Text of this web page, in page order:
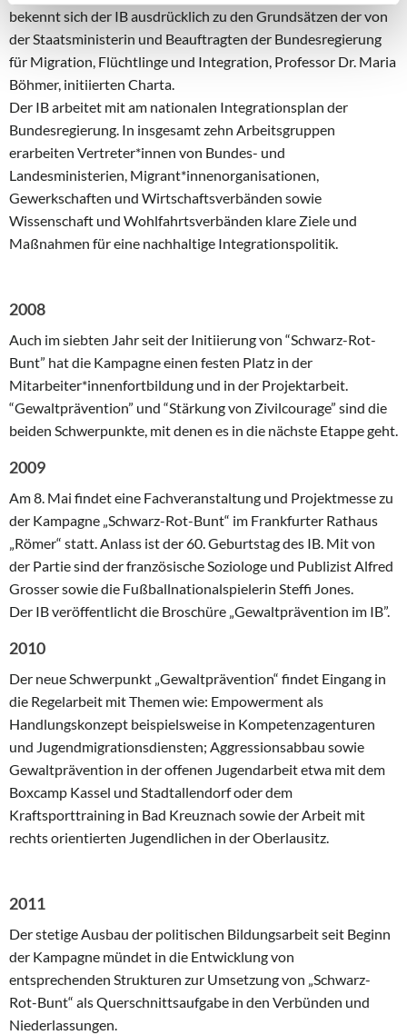
berechtigter Interessen und daher unabhängig von einer
bekennt sich der IB ausdrücklich zu den Grundsätzen der von
der Staatsministerin und Beauftragten der Bundesregierung
für Migration, Flüchtlinge und Integration, Professor Dr. Maria
Böhmer, initiierten Charta.
Der IB arbeitet mit am nationalen Integrationsplan der
Bundesregierung. In insgesamt zehn Arbeitsgruppen
erarbeiten Vertreter*innen von Bundes- und
Landesministerien, Migrant*innenorganisationen,
Gewerkschaften und Wirtschaftsverbänden sowie
Wissenschaft und Wohlfahrtsverbänden klare Ziele und
Maßnahmen für eine nachhaltige Integrationspolitik.
2008
Auch im siebten Jahr seit der Initiierung von “Schwarz-Rot-
Bunt” hat die Kampagne einen festen Platz in der
Mitarbeiter*innenfortbildung und in der Projektarbeit.
“Gewaltprävention” und “Stärkung von Zivilcourage” sind die
beiden Schwerpunkte, mit denen es in die nächste Etappe geht.
2009
Am 8. Mai findet eine Fachveranstaltung und Projektmesse zu
der Kampagne „Schwarz-Rot-Bunt“ im Frankfurter Rathaus
„Römer“ statt. Anlass ist der 60. Geburtstag des IB. Mit von
der Partie sind der französische Soziologe und Publizist Alfred
Grosser sowie die Fußballnationalspielerin Steffi Jones.
Der IB veröffentlicht die Broschüre „Gewaltprävention im IB”.
2010
Der neue Schwerpunkt „Gewaltprävention“ findet Eingang in
die Regelarbeit mit Themen wie: Empowerment als
Handlungskonzept beispielsweise in Kompetenzagenturen
und Jugendmigrationsdiensten; Aggressionsabbau sowie
Gewaltprävention in der offenen Jugendarbeit etwa mit dem
Boxcamp Kassel und Stadtallendorf oder dem
Kraftsporttraining in Bad Kreuznach sowie der Arbeit mit
rechts orientierten Jugendlichen in der Oberlausitz.
2011
Der stetige Ausbau der politischen Bildungsarbeit seit Beginn
der Kampagne mündet in die Entwicklung von
entsprechenden Strukturen zur Umsetzung von „Schwarz-
Rot-Bunt“ als Querschnittsaufgabe in den Verbünden und
Niederlassungen.